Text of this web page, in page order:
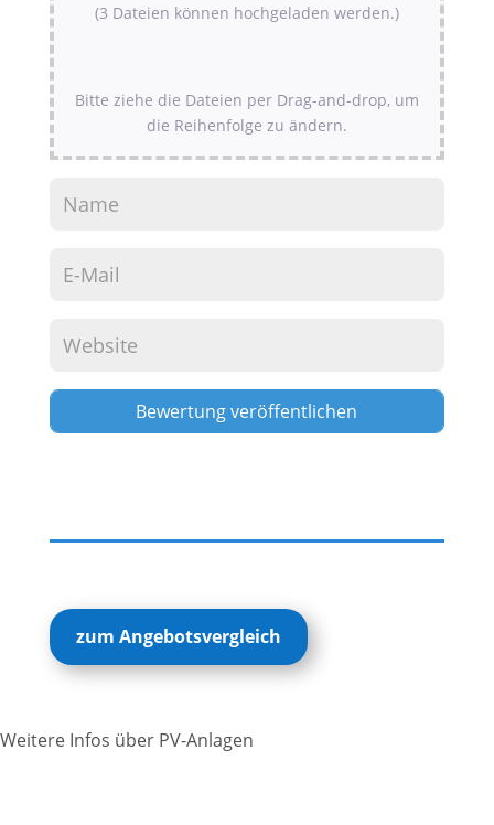
(3 Dateien können hochgeladen werden.)
Bitte ziehe die Dateien per Drag-and-drop, um
die Reihenfolge zu ändern.
zum Angebotsvergleich
Weitere Infos über PV-Anlagen